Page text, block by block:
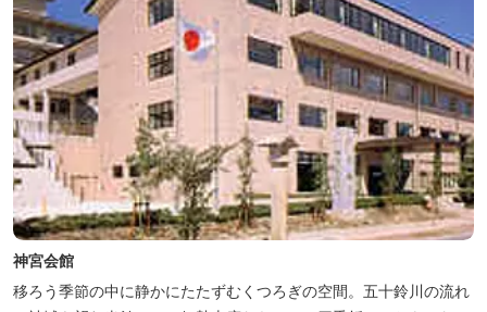
神宮会館
移ろう季節の中に静かにたたずむくつろぎの空間。五十鈴川の流れ